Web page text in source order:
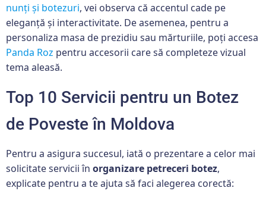
nunți și botezuri, vei observa că accentul cade pe
eleganță și interactivitate. De asemenea, pentru a
personaliza masa de prezidiu sau mărturiile, poți accesa
Panda Roz pentru accesorii care să completeze vizual
tema aleasă.
Top 10 Servicii pentru un Botez
de Poveste în Moldova
Pentru a asigura succesul, iată o prezentare a celor mai
solicitate servicii în organizare petreceri botez,
explicate pentru a te ajuta să faci alegerea corectă: